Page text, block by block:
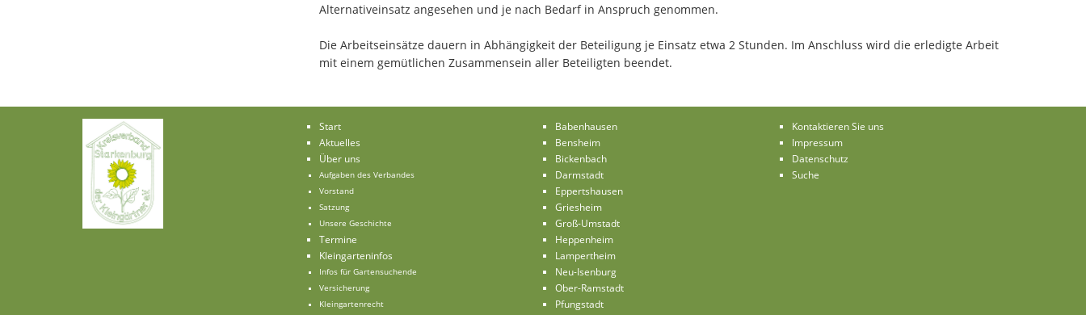
Alternativeinsatz angesehen und je nach Bedarf in Anspruch genommen.
Die Arbeitseinsätze dauern in Abhängigkeit der Beteiligung je Einsatz etwa 2 Stunden. Im Anschluss wird die erledigte Arbeit
mit einem gemütlichen Zusammensein aller Beteiligten beendet.
Start
Aktuelles
Über uns
Aufgaben des Verbandes
Vorstand
Satzung
Unsere Geschichte
Termine
Kleingarteninfos
Infos für Gartensuchende
Versicherung
Kleingartenrecht
Babenhausen
Bensheim
Bickenbach
Darmstadt
Eppertshausen
Griesheim
Groß-Umstadt
Heppenheim
Lampertheim
Neu-Isenburg
Ober-Ramstadt
Pfungstadt
Kontaktieren Sie uns
Impressum
Datenschutz
Suche